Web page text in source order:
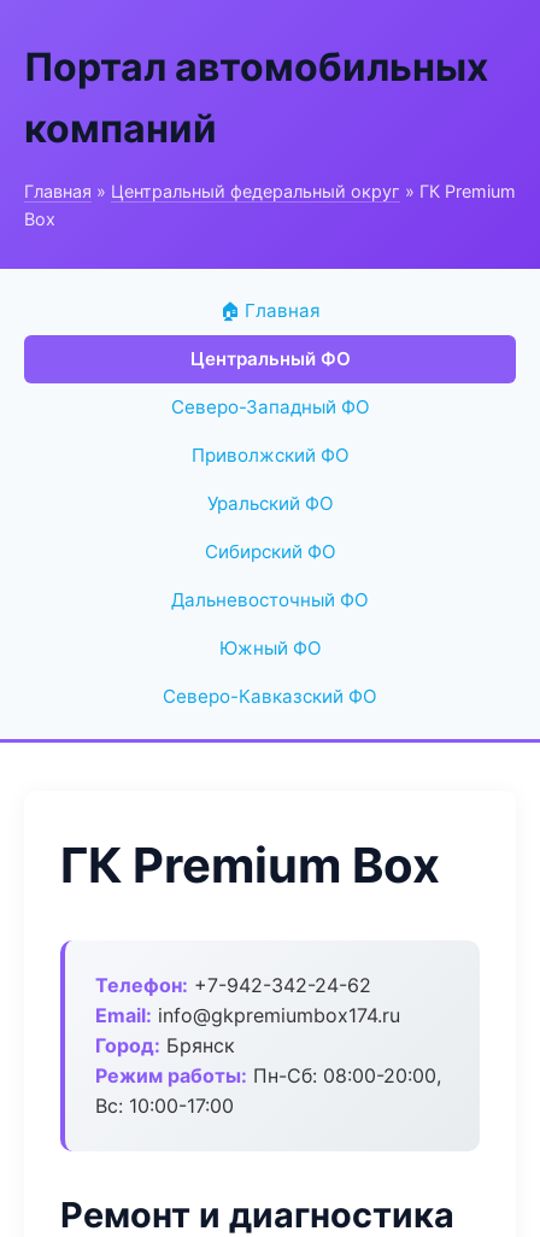
Портал автомобильных
компаний
Главная » Центральный федеральный округ » ГК Premium
Box
🏠 Главная
Центральный ФО
Северо-Западный ФО
Приволжский ФО
Уральский ФО
Сибирский ФО
Дальневосточный ФО
Южный ФО
Северо-Кавказский ФО
ГК Premium Box
Телефон: +7-942-342-24-62
Email: info@gkpremiumbox174.ru
Город: Брянск
Режим работы: Пн-Сб: 08:00-20:00,
Вс: 10:00-17:00
Ремонт и диагностика